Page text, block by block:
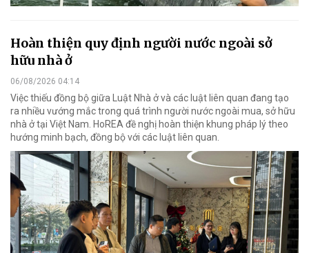
Hoàn thiện quy định người nước ngoài sở
hữu nhà ở
06/08/2026 04:14
Việc thiếu đồng bộ giữa Luật Nhà ở và các luật liên quan đang tạo
ra nhiều vướng mắc trong quá trình người nước ngoài mua, sở hữu
nhà ở tại Việt Nam. HoREA đề nghị hoàn thiện khung pháp lý theo
hướng minh bạch, đồng bộ với các luật liên quan.